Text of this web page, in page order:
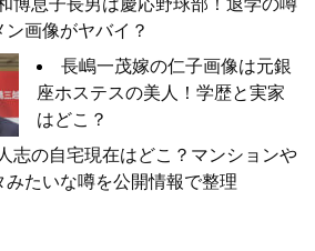
ン画像がヤバイ？
長嶋一茂嫁の仁子画像は元銀
座ホステスの美人！学歴と実家
はどこ？
志の自宅現在はどこ？マンションや
みたいな噂を公開情報で整理